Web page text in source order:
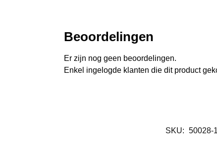
Beoordelingen
Er zijn nog geen beoordelingen.
Enkel ingelogde klanten die dit product
SKU: 50028-